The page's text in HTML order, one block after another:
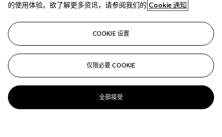
的使用体验。欲了解更多资讯，请参阅我们的 Cookie 通知
COOKIE 设置
仅限必要 COOKIE
全部接受